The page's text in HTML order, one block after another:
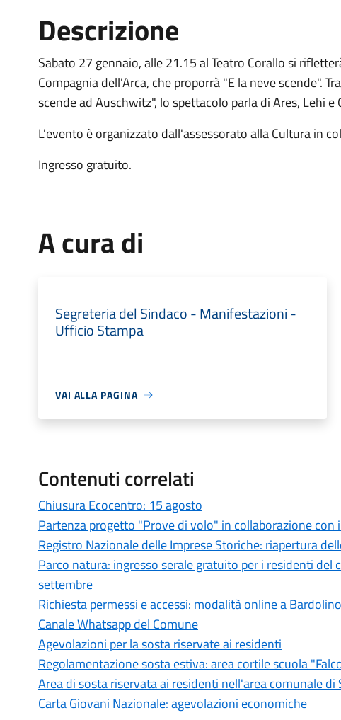
Descrizione
Sabato 27 gennaio, alle 21.15 al Teatro Corallo si
Compagnia dell'Arca, che proporrà "E la neve scende".
scende ad Auschwitz", lo spettacolo parla di Ares, Lehi
L'evento è organizzato dall'assessorato alla Cultura in
Ingresso gratuito.
A cura di
Segreteria del Sindaco - Manifestazioni -
Ufficio Stampa
VAI ALLA PAGINA
Contenuti correlati
Chiusura Ecocentro: 15 agosto
Partenza progetto "Prove di volo" in collaborazione con
Registro Nazionale delle Imprese Storiche: riapertura
Parco natura: ingresso serale gratuito per i residenti
settembre
Richiesta permessi e accessi: modalità online a Bardolino
Canale Whatsapp del Comune
Agevolazioni per la sosta riservate ai residenti
Regolamentazione sosta estiva: area cortile scuola
Area di sosta riservata ai residenti nell'area comunale di
Carta Giovani Nazionale: agevolazioni economiche